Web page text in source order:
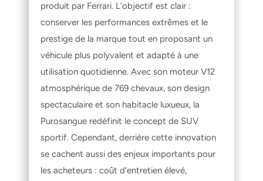
produit par Ferrari. L’objectif est clair :
conserver les performances extrêmes et le
prestige de la marque tout en proposant un
véhicule plus polyvalent et adapté à une
utilisation quotidienne. Avec son moteur V12
atmosphérique de 769 chevaux, son design
spectaculaire et son habitacle luxueux, la
Purosangue redéfinit le concept de SUV
sportif. Cependant, derrière cette innovation
se cachent aussi des enjeux importants pour
les acheteurs : coût d’entretien élevé,